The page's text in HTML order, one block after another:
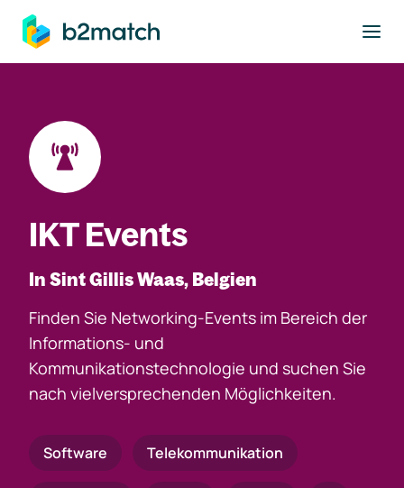
springen
IKT Events
In Sint Gillis Waas, Belgien
Finden Sie Networking-Events im Bereich der
Informations- und
Kommunikationstechnologie und suchen Sie
nach vielversprechenden Möglichkeiten.
Software Telekommunikation